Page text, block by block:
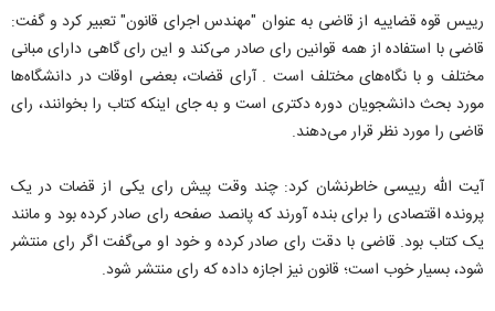
رییس قوه قضاییه از قاضی به عنوان "مهندس اجرای قانون" تعبیر کرد و گفت:
قاضی با استفاده از همه قوانین رای صادر می‌کند و این رای گاهی دارای مبانی
مختلف و با نگاه‌های مختلف است . آرای قضات، بعضی اوقات در دانشگاه‌ها
مورد بحث دانشجویان دوره دکتری است و به جای اینکه کتاب را بخوانند، رای
قاضی را مورد نظر قرار می‌دهند.
آیت الله رییسی خاطرنشان کرد: چند وقت پیش رای یکی از قضات در یک
پرونده اقتصادی را برای بنده آورند که پانصد صفحه رای صادر کرده بود و مانند
یک کتاب بود. قاضی با دقت رای صادر کرده و خود او می‌گفت اگر رای منتشر
شود، بسیار خوب است؛ قانون نیز اجازه داده که رای منتشر شود.